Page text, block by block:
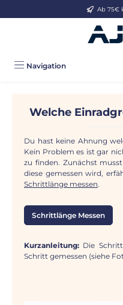
Zum Hauptinhalt springenAb 75€
Navigation
Welche
Du hast keine Ahnung
Kein Problem es ist gar
zu finden. Zunächst
diese gemessen wird,
Schrittlänge messen.
Schrittlänge Messen
Kurzanleitung: Die
Schritt gemessen (siehe